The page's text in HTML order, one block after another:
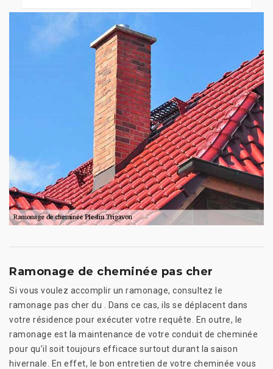
Ramonage de cheminée pas cher
Si vous voulez accomplir un ramonage, consultez le
ramonage pas cher du . Dans ce cas, ils se déplacent dans
votre résidence pour exécuter votre requête. En outre, le
ramonage est la maintenance de votre conduit de cheminée
pour qu’il soit toujours efficace surtout durant la saison
hivernale. En effet, le bon entretien de votre cheminée vous